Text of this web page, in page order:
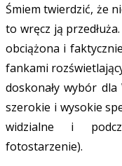
Śmiem twierdzić, że
to wręcz ją
obciążona i
fankami
doskonały wybór
szerokie i wysokie
widzialne i
fotostarzenie).